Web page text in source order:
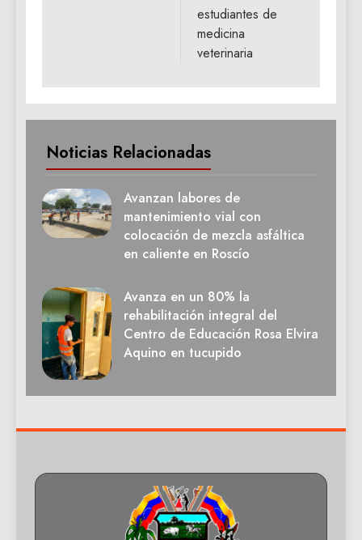
estudiantes de
medicina
veterinaria
Noticias Relacionadas
Avanzan labores de
mantenimiento vial con
colocación de mezcla asfáltica
en caliente en Roscío
Avanza en un 80% la
rehabilitación integral del
Centro de Educación Rosa Elvira
Aquino en tucupido